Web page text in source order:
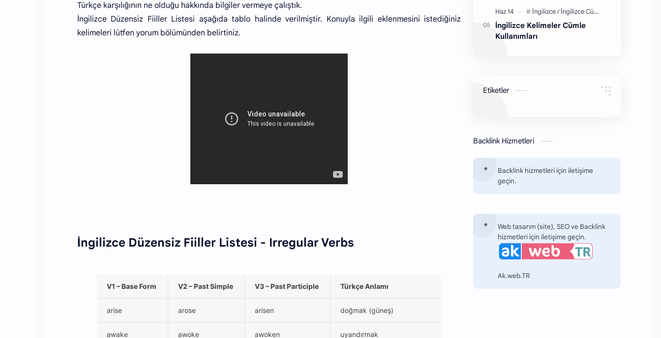
Türkçe karşılığının ne olduğu hakkında bilgiler vermeye çalıştık.
İngilizce Düzensiz Fiiller Listesi aşağıda tablo halinde verilmiştir. Konuyla ilgili eklenmesini istediğiniz
kelimeleri lütfen yorum bölümünden belirtiniz.
İngilizce Düzensiz Fiiller Listesi - Irregular Verbs
V1 – Base Form V2 – Past Simple V3 – Past Participle Türkçe Anlamı
arise arose arisen doğmak (güneş)
awake awoke awoken uyandırmak
İngilizce Kelimeler Cümle
Kullanımları
Etiketler
Backlink Hizmetleri
Backlink hizmetleri için iletişime
geçin.
Web tasarım (site), SEO ve Backlink
hizmetleri için iletişime geçin.
Ak.web.TR